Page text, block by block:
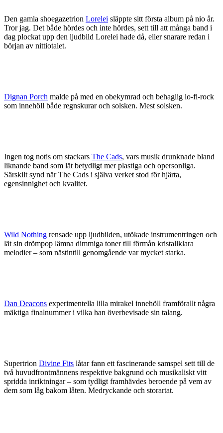
Den gamla shoegazetrion Lorelei släppte sitt första album på nio år.
Tror jag. Det både hördes och inte hördes, sett till att många band i
dag plockat upp den ljudbild Lorelei hade då, eller snarare redan i
början av nittiotalet.
Dignan Porch malde på med en obekymrad och behaglig lo-fi-rock
som innehöll både regnskurar och solsken. Mest solsken.
Ingen tog notis om stackars The Cads, vars musik drunknade bland
liknande band som lät betydligt mer plastiga och opersonliga.
Särskilt synd när The Cads i själva verket stod för hjärta,
egensinnighet och kvalitet.
Wild Nothing rensade upp ljudbilden, utökade instrumentringen och
lät sin drömpop lämna dimmiga toner till förmån kristallklara
melodier – som nästintill genomgående var mycket starka.
Dan Deacons experimentella lilla mirakel innehöll framförallt några
mäktiga finalnummer i vilka han överbevisade sin talang.
Supertrion Divine Fits låtar fann ett fascinerande samspel sett till de
två huvudfrontmännens respektive bakgrund och musikaliskt vitt
spridda inriktningar – som tydligt framhävdes beroende på vem av
dem som låg bakom låten. Medryckande och storartat.